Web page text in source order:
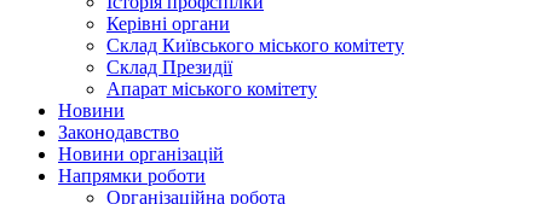
Керівні органи
Склад Київського міського комітету
Склад Президії
Апарат міського комітету
Новини
Законодавство
Новини організацій
Напрямки роботи
Організаційна робота